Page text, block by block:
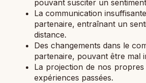
pouvant susciter un
La communication
partenaire, entraînant un
distance.
Des changements dans le
partenaire, pouvant être mal
La projection de nos
expériences passées.